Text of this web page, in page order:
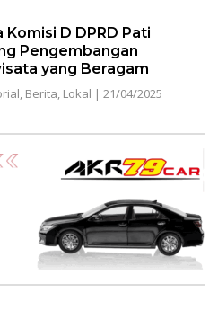
Komisi D DPRD Pati
Pengembangan
yang Beragam
, Berita, Lokal | 21/04/2025